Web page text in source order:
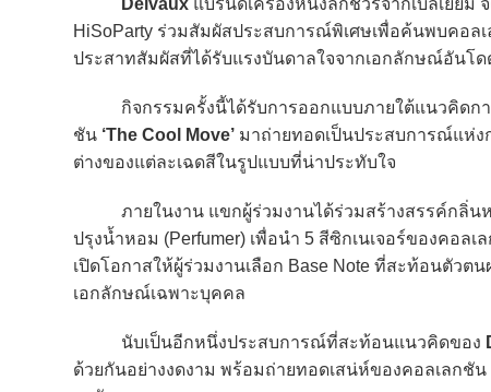
Delvaux แบรนด์เครื่องหนังลักชัวรีจากเบลเยีย
HiSoParty ร่วมสัมผัสประสบการณ์พิเศษเพื่อค้นพบคอล
ประสาทสัมผัสที่ได้รับแรงบันดาลใจจากเอกลักษณ์อันโ
กิจกรรมครั้งนี้ได้รับการออกแบบภายใต้แนวคิดการ
ชัน ‘The Cool Move’ มาถ่ายทอดเป็นประสบการณ์แห่
ต่างของแต่ละเฉดสีในรูปแบบที่น่าประทับใจ
ภายในงาน แขกผู้ร่วมงานได้ร่วมสร้างสรรค์กลิ่นห
ปรุงน้ำหอม (Perfumer) เพื่อนำ 5 สีซิกเนเจอร์ของคอ
เปิดโอกาสให้ผู้ร่วมงานเลือก Base Note ที่สะท้อนตัว
เอกลักษณ์เฉพาะบุคคล
นับเป็นอีกหนึ่งประสบการณ์ที่สะท้อนแนวคิดของ
ด้วยกันอย่างงดงาม พร้อมถ่ายทอดเสน่ห์ของคอลเลกชัน